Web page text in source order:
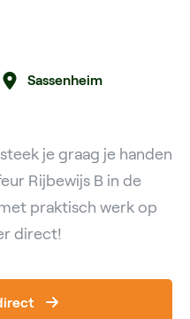
Sassenheim
je graag je handen
Rijbewijs B in de
praktisch werk op
direct!